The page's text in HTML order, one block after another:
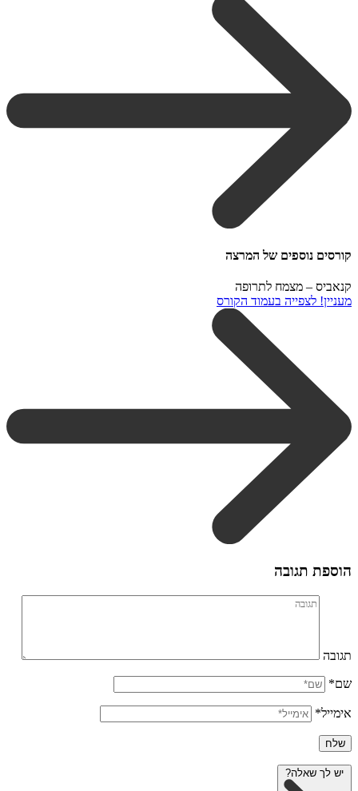
קורסים נוספים של המרצה
קנאביס – מצמח לתרופה
מעניין! לצפייה בעמוד הקורס
הוספת תגובה
תגובה
שם*
אימייל*
יש לך שאלה?